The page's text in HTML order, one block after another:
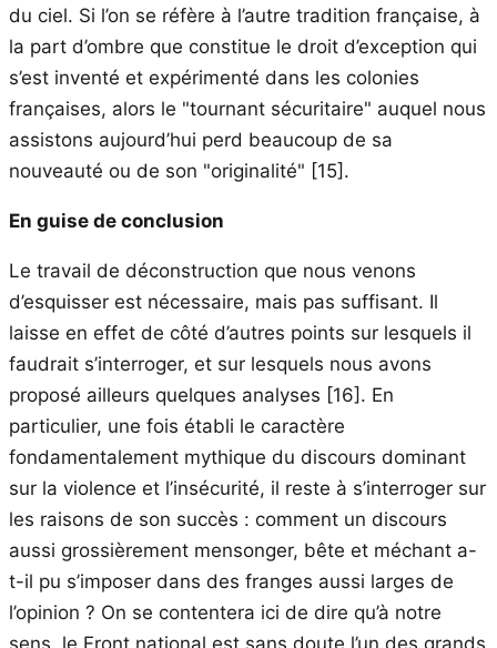
du ciel. Si l’on se réfère à l’autre tradition française, à
la part d’ombre que constitue le droit d’exception qui
s’est inventé et expérimenté dans les colonies
françaises, alors le "tournant sécuritaire" auquel nous
assistons aujourd’hui perd beaucoup de sa
nouveauté ou de son "originalité" [15] .
En guise de conclusion
Le travail de déconstruction que nous venons
d’esquisser est nécessaire, mais pas suffisant. Il
laisse en effet de côté d’autres points sur lesquels il
faudrait s’interroger, et sur lesquels nous avons
proposé ailleurs quelques analyses [16] . En
particulier, une fois établi le caractère
fondamentalement mythique du discours dominant
sur la violence et l’insécurité, il reste à s’interroger sur
les raisons de son succès : comment un discours
aussi grossièrement mensonger, bête et méchant a-
t-il pu s’imposer dans des franges aussi larges de
l’opinion ? On se contentera ici de dire qu’à notre
sens, le Front national est sans doute l’un des grands